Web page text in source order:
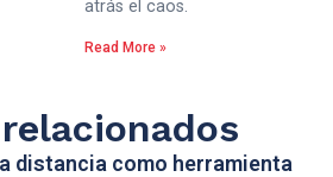
atrás el caos.
Read More »
distancia como herramienta